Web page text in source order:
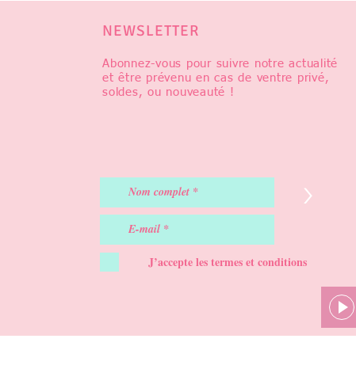
NEWSLETTER
Abonnez-vous pour suivre notre actualité
et être prévenu en cas de ventre privé,
soldes, ou nouveauté !
>
J’accepte les termes et conditions